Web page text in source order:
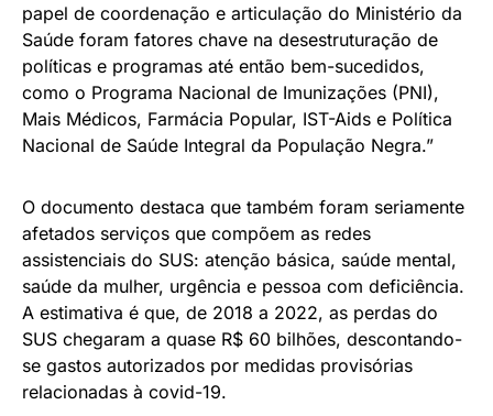
papel de coordenação e articulação do Ministério da
Saúde foram fatores chave na desestruturação de
políticas e programas até então bem-sucedidos,
como o Programa Nacional de Imunizações (PNI),
Mais Médicos, Farmácia Popular, IST-Aids e Política
Nacional de Saúde Integral da População Negra.”
O documento destaca que também foram seriamente
afetados serviços que compõem as redes
assistenciais do SUS: atenção básica, saúde mental,
saúde da mulher, urgência e pessoa com deficiência.
A estimativa é que, de 2018 a 2022, as perdas do
SUS chegaram a quase R$ 60 bilhões, descontando-
se gastos autorizados por medidas provisórias
relacionadas à covid-19.